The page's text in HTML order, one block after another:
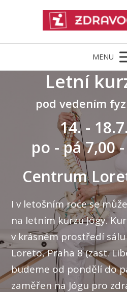
MENU
Letní
pod vedením
14. -
po - pá 7,00
Centrum
I v letošním roce se
na letním kurzu Jógy.
v krásném prostředí
Loreto, Praha 8 (zast.
budeme od pondělí do
zaměřen na Jógu pro